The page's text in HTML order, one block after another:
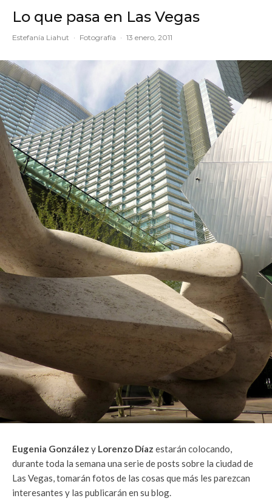
Lo que pasa en Las Vegas
Estefanía Liahut · Fotografía · 13 enero, 2011
Eugenia González y Lorenzo Díaz estarán colocando,
durante toda la semana una serie de posts sobre la ciudad de
Las Vegas, tomarán fotos de las cosas que más les parezcan
interesantes y las publicarán en su blog.